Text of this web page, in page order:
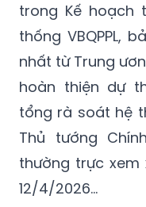
trong Kế hoạch
thống VBQPPL,
nhất từ Trung
hoàn thiện dự
tổng rà soát hệ
Thủ tướng
thường trực
12/4/2026…